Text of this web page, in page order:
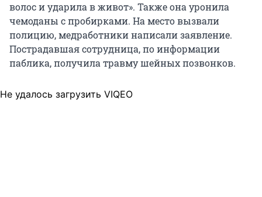
волос и ударила в живот». Также она уронила
чемоданы с пробирками. На место вызвали
полицию, медработники написали заявление.
Пострадавшая сотрудница, по информации
паблика, получила травму шейных позвонков.
Не удалось загрузить VIQEO